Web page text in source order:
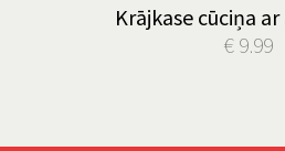
Krājkase cūciņa
€ 9.99